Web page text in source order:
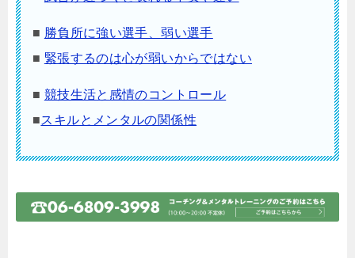
■ 勝負所に強い選手、弱い選手
■ 緊張するのは心が弱いからではない
■ 競技生活と感情のコントロール
■スキルとメンタルの関係性